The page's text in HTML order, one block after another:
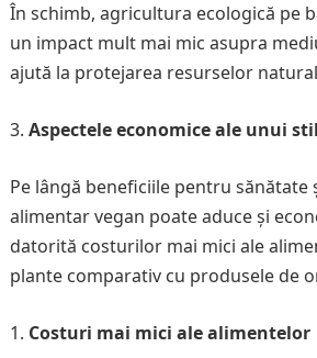
În schimb, agricultura ecologică pe
un impact mult mai mic asupra
ajută la protejarea resurselor
Aspectele economice ale unui
Pe lângă beneficiile pentru sănătate
alimentar vegan poate aduce și
datorită costurilor mai mici ale
plante comparativ cu produsele de
Costuri mai mici ale alimentelor